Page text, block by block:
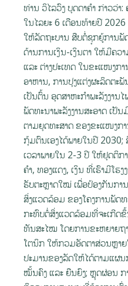
ທ່ານ ວິໄລວົງ ບຸດດາຄຳ ກ່າວວ່
ໃນໄລຍະ 6 ເດືອນທ້າຍປີ
ໃຫ້ລັດຖະບານ ສືບຕໍ່ຊຸກຍູ້ການພັ
ດ້ານການເງິນ-ເງິນຕາ ໃຫ້ມີຄ
ແລະ ຕ່າງປະເທດ ໃນຂະແໜງກ
ອາຫານ, ການປຸງແຕ່ງຜະລິດຕະ
ເປັນຕົ້ນ ອຸດສາຫະກຳພະລັງງານ
ພັດທະນາພະລັງງານສະອາດ ເ
ຕາມຍຸດທະສາດ ຂອງຂະແໜງກ
ກຸ້ມຕົນເອງໄດ້ພາຍໃນປີ
ເວລາພາຍໃນ 2-3 ປີ ໃຫ້ຢຸດຕິກ
ຄໍາ, ທອງແດງ, ເງິນ ທີ່ເຮົາມີໂ
ຮັບຕະຫຼາດໃໝ່ ເພື່ອປ້ອງກັນກາ
ສິ່ງແວດລ້ອມ ຂອງໂຄງການພັດ
ກະທົບຕໍ່ສິ່ງແວດລ້ອມທີ່ຈະເກີດ
ທັນສະໄໝ ໂດຍການຂະຫຍາຍຖ
ໂຕນິກ ໃຫ້ກວມອັດຕາສ່ວນຫຼາຍ
ປະມານຂອງລັດໃຫ້ໄດ້ຕາມແຜ
ໝັ້ນຄົງ ແລະ ຍືນຍົງ; ຫຼຸດຜ່ອນ